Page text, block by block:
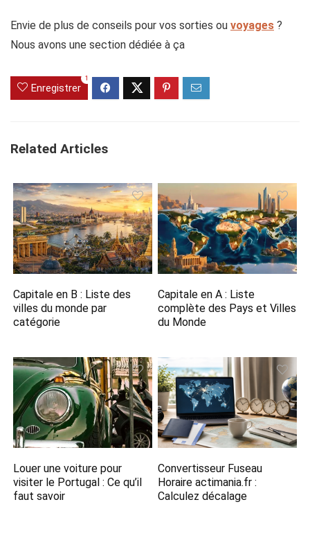
Envie de plus de conseils pour vos sorties ou voyages ?
Nous avons une section dédiée à ça
Enregistrer
1
Related Articles
Capitale en B​ : Liste des
villes du monde par
catégorie
Capitale en A​ : Liste
complète des Pays et Villes
du Monde
Louer une voiture pour
visiter le Portugal : Ce qu’il
faut savoir
Convertisseur Fuseau
Horaire actimania.fr​ :
Calculez décalage